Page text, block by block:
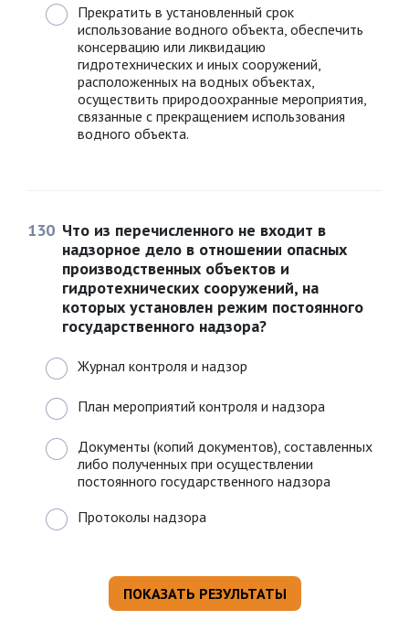
Прекратить в установленный срок
использование водного объекта, обеспечить
консервацию или ликвидацию
гидротехнических и иных сооружений,
расположенных на водных объектах,
осуществить природоохранные мероприятия,
связанные с прекращением использования
водного объекта.
130 Что из перечисленного не входит в
надзорное дело в отношении опасных
производственных объектов и
гидротехнических сооружений, на
которых установлен режим постоянного
государственного надзора?
Журнал контроля и надзор
План мероприятий контроля и надзора
Документы (копий документов), составленных
либо полученных при осуществлении
постоянного государственного надзора
Протоколы надзора